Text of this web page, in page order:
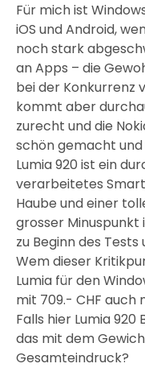
Für mich ist
iOS und Android,
noch stark
an Apps – die
bei der Konkurrenz
kommt aber
zurecht und die
schön gemacht
Lumia 920 ist ein
verarbeitetes
Haube und einer
grosser
zu Beginn des
Wem dieser
Lumia für den
mit 709.- CHF auch
Falls hier Lumia
das mit dem
Gesamteindruck?